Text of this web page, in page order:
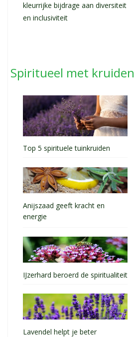
kleurrijke bijdrage aan diversiteit
en inclusiviteit
Spiritueel met kruiden
Top 5 spirituele tuinkruiden
Anijszaad geeft kracht en
energie
IJzerhard beroerd de spiritualiteit
Lavendel helpt je beter